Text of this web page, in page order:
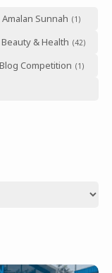
Amalan Sunnah
Beauty & Health
Blog Competition